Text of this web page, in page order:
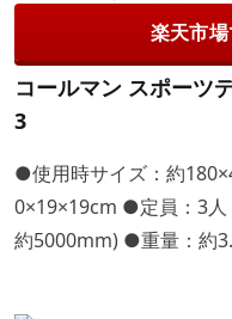
楽天市
コールマン スポーツ
3
●使用時サイズ：約
0×19×19cm ●定員：3
約5000mm) ●重量：約